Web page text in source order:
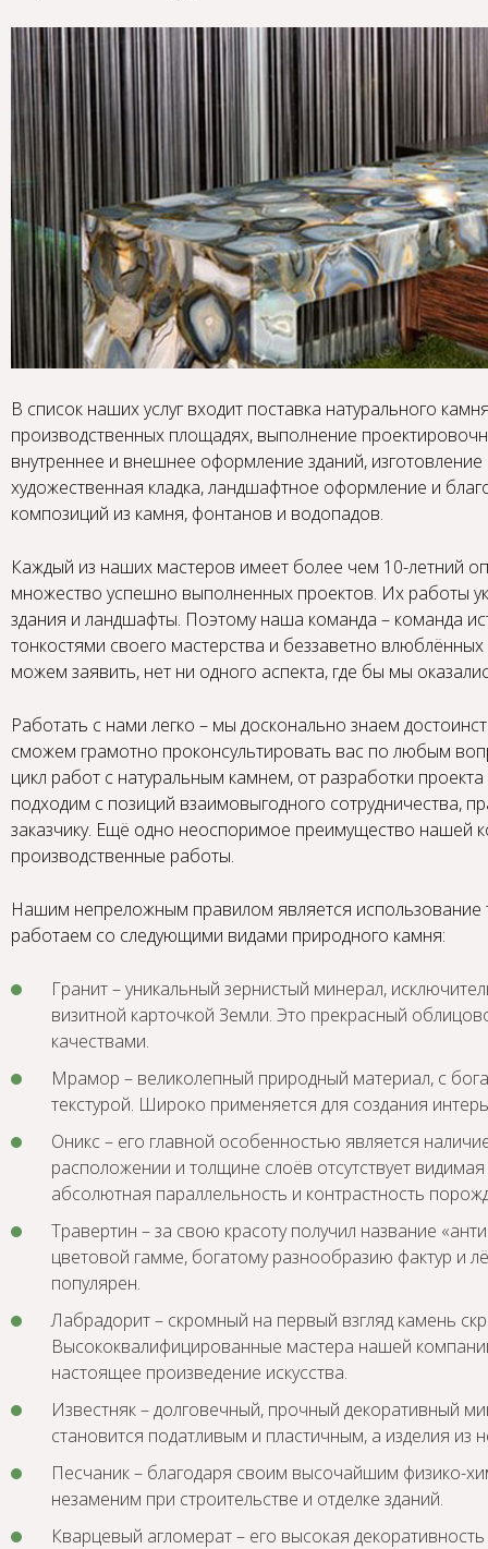
В список наших услуг входит поставка натурального
производственных площадях, выполнение
внутреннее и внешнее оформление зданий,
художественная кладка, ландшафтное оформление и
композиций из камня, фонтанов и водопадов.
Каждый из наших мастеров имеет более чем 10-летний
множество успешно выполненных проектов. Их работы
здания и ландшафты. Поэтому наша команда – команда
тонкостями своего мастерства и беззаветно
можем заявить, нет ни одного аспекта, где бы мы
Работать с нами легко – мы досконально знаем
сможем грамотно проконсультировать вас по любым
цикл работ с натуральным камнем, от разработки
подходим с позиций взаимовыгодного сотрудничества,
заказчику. Ещё одно неоспоримое преимущество нашей
производственные работы.
Нашим непреложным правилом является
работаем со следующими видами природного камня:
Гранит – уникальный зернистый минерал,
визитной карточкой Земли. Это прекрасный
качествами.
Мрамор – великолепный природный материал, с
текстурой. Широко применяется для создания
Оникс – его главной особенностью является
расположении и толщине слоёв отсутствует
абсолютная параллельность и контрастность
Травертин – за свою красоту получил название
цветовой гамме, богатому разнообразию фактур и
популярен.
Лабрадорит – скромный на первый взгляд камень
Высококвалифицированные мастера нашей
настоящее произведение искусства.
Известняк – долговечный, прочный декоративный
становится податливым и пластичным, а изделия из
Песчаник – благодаря своим высочайшим физико-
незаменим при строительстве и отделке зданий.
Кварцевый агломерат – его высокая